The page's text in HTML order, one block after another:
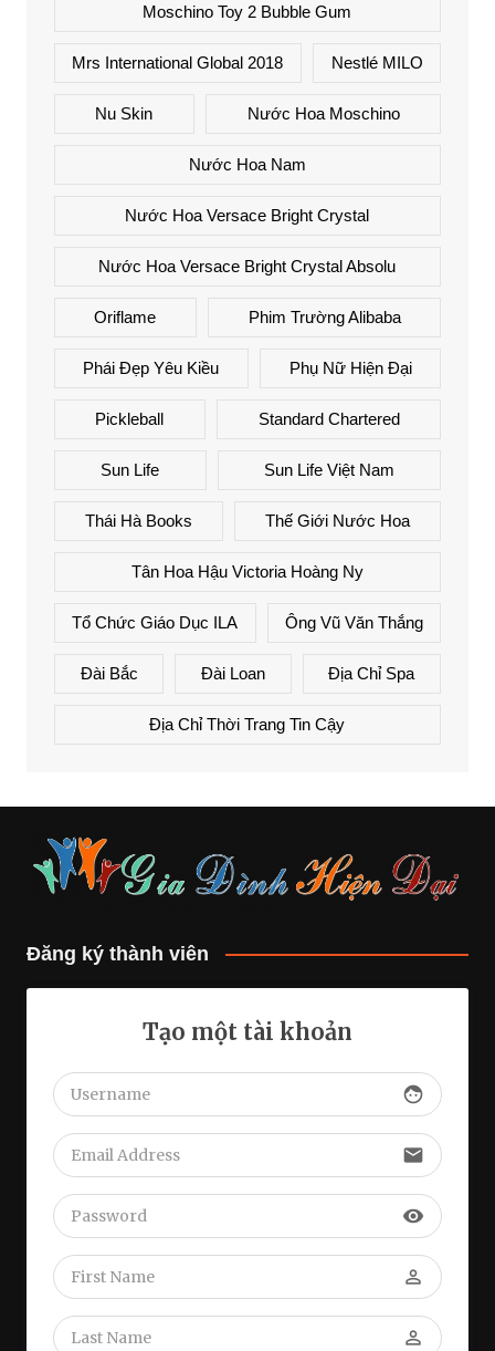
Moschino Toy 2 Bubble Gum
Mrs International Global 2018 Nestlé MILO
Nu Skin Nước Hoa Moschino
Nước Hoa Nam
Nước Hoa Versace Bright Crystal
Nước Hoa Versace Bright Crystal Absolu
Oriflame Phim Trường Alibaba
Phái Đẹp Yêu Kiều Phụ Nữ Hiện Đại
Pickleball Standard Chartered
Sun Life Sun Life Việt Nam
Thái Hà Books Thế Giới Nước Hoa
Tân Hoa Hậu Victoria Hoàng Ny
Tổ Chức Giáo Dục ILA Ông Vũ Văn Thắng
Đài Bắc Đài Loan Địa Chỉ Spa
Địa Chỉ Thời Trang Tin Cậy
Đăng ký thành viên
Tạo một tài khoản
face
email
visibility
perm_identity
perm_identity